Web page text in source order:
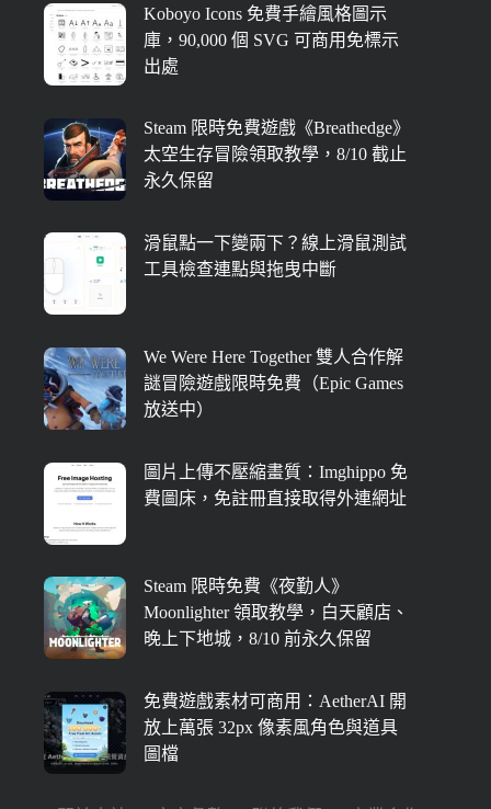
Koboyo Icons 免費手繪風格圖示
庫，90,000 個 SVG 可商用免標示
出處
Steam 限時免費遊戲《Breathedge》
太空生存冒險領取教學，8/10 截止
永久保留
滑鼠點一下變兩下？線上滑鼠測試
工具檢查連點與拖曳中斷
We Were Here Together 雙人合作解
謎冒險遊戲限時免費（Epic Games
放送中）
圖片上傳不壓縮畫質：Imghippo 免
費圖床，免註冊直接取得外連網址
Steam 限時免費《夜勤人》
Moonlighter 領取教學，白天顧店、
晚上下地城，8/10 前永久保留
免費遊戲素材可商用：AetherAI 開
放上萬張 32px 像素風角色與道具
圖檔